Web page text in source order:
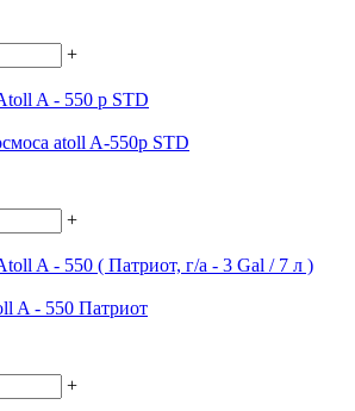
+
atoll A-550p STD
+
A - 550 Патриот
+